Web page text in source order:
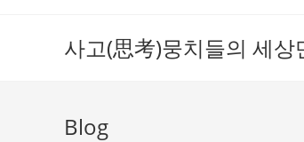
사고(思考)뭉치들의 세상
Blog